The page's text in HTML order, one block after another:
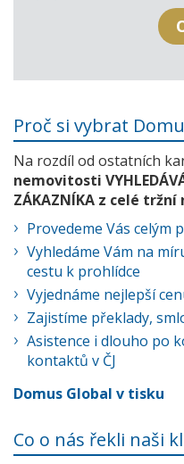
Proč si vybrat
Na rozdíl od ostatních
nemovitosti
ZÁKAZNÍKA z celé
Provedeme Vás celým
Vyhledáme Vám na
cestu k prohlídce
Vyjednáme nejlepší
Zajistíme překlady,
Asistence i dlouho po
kontaktů v ČJ
Domus Global v tisku
Co o nás řekli naši